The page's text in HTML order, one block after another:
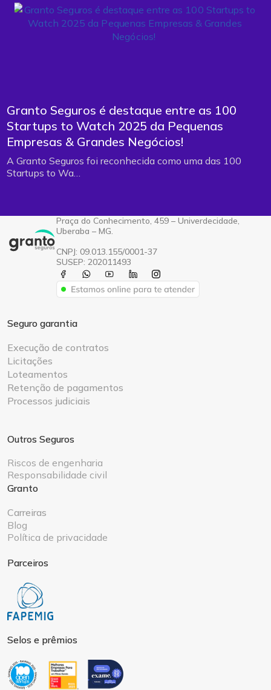
Granto Seguros é destaque entre as 100
Startups to Watch 2025 da Pequenas
Empresas & Grandes Negócios!
A Granto Seguros foi reconhecida como uma das 100
Startups to Wa…
Praça do Conhecimento, 459 – Univerdecidade,
Uberaba – MG.
CNPJ: 09.013.155/0001-37
SUSEP: 202011493
Seguro garantia
Execução de contratos
Licitações
Loteamentos
Retenção de pagamentos
Processos judiciais
Outros Seguros
Riscos de engenharia
Responsabilidade civil
Granto
Carreiras
Blog
Política de privacidade
Parceiros
Selos e prêmios